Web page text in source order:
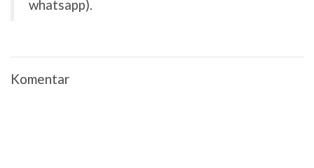
whatsapp).
Komentar